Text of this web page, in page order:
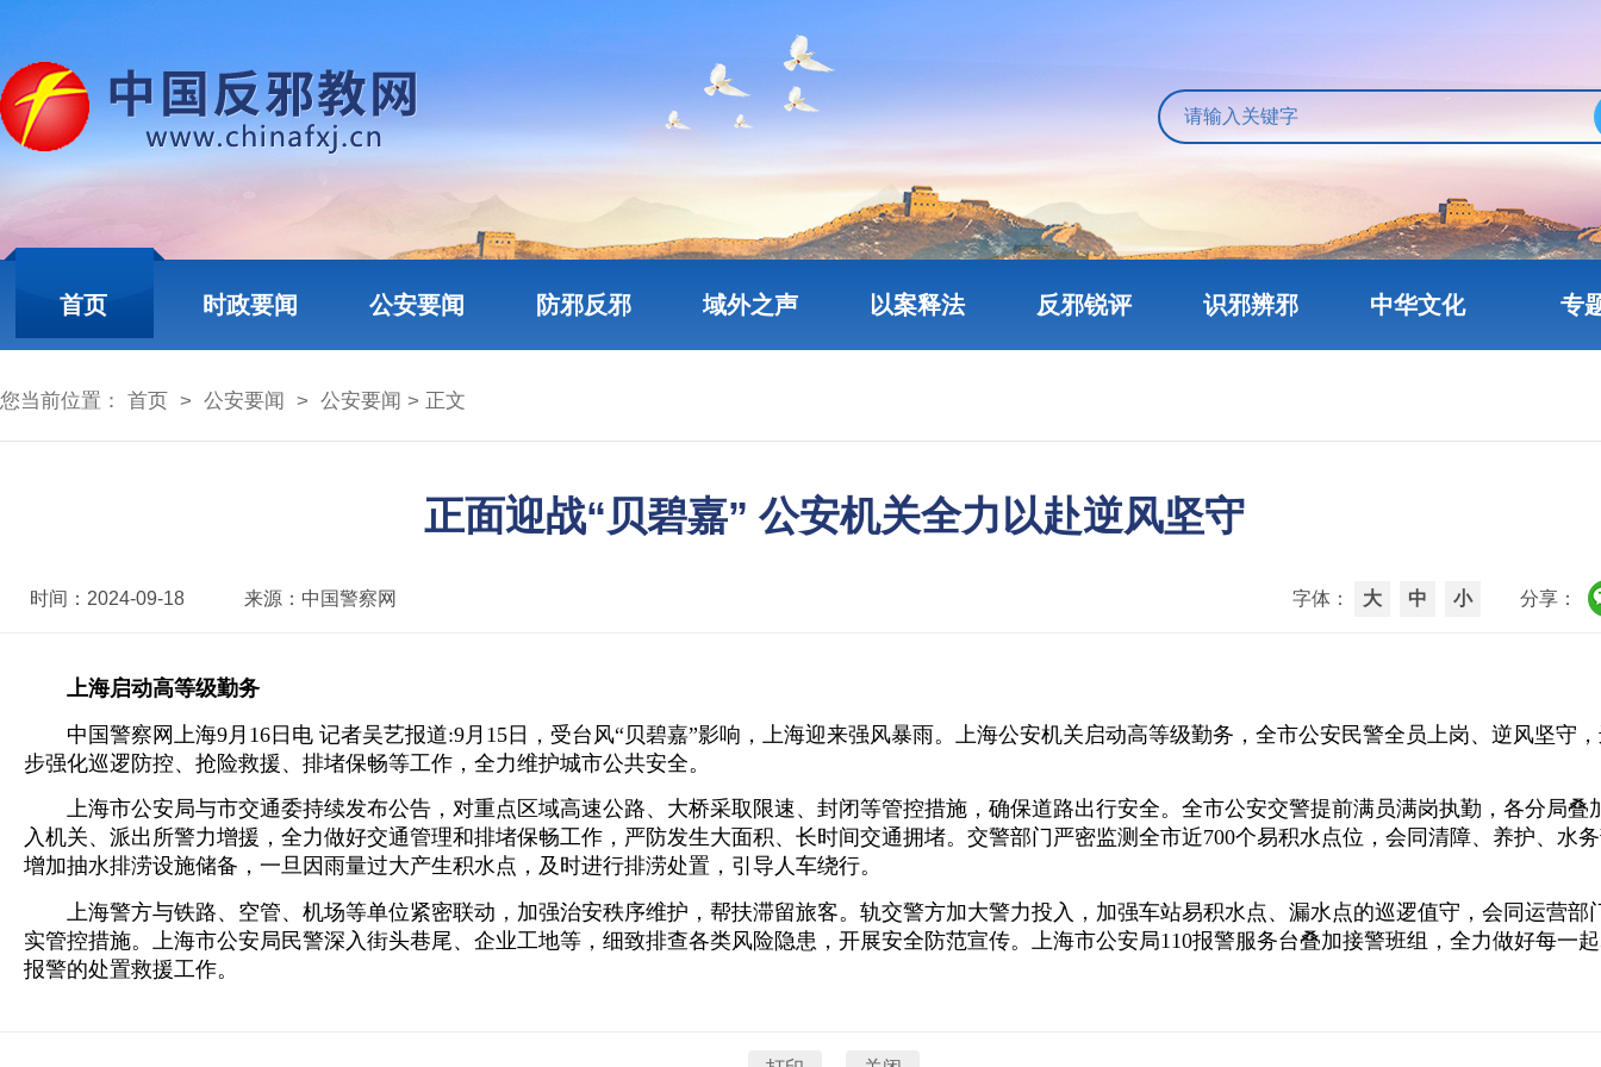
首页 时政要闻 公安要闻 防邪反邪 域外之声 以案释法 反邪锐评 识邪辨邪 中华文化 专
您当前位置： 首页 > 公安要闻 > 公安要闻 > 正文
正面迎战“贝碧嘉” 公安机关全力以赴逆风坚守
时间： 2024-09-18 来源： 中国警察网 字体： 大 中 小 分享：
上海启动高等级勤务
中国警察网上海9月16日电 记者吴艺报道:9月15日，受台风“贝碧嘉”影响，上海迎来强风暴雨。上海公安机关启动高等级勤务，全市公安民警全员上岗、逆风坚守
步强化巡逻防控、抢险救援、排堵保畅等工作，全力维护城市公共安全。
上海市公安局与市交通委持续发布公告，对重点区域高速公路、大桥采取限速、封闭等管控措施，确保道路出行安全。全市公安交警提前满员满岗执勤，各分局叠
入机关、派出所警力增援，全力做好交通管理和排堵保畅工作，严防发生大面积、长时间交通拥堵。交警部门严密监测全市近700个易积水点位，会同清障、养护、水
增加抽水排涝设施储备，一旦因雨量过大产生积水点，及时进行排涝处置，引导人车绕行。
上海警方与铁路、空管、机场等单位紧密联动，加强治安秩序维护，帮扶滞留旅客。轨交警方加大警力投入，加强车站易积水点、漏水点的巡逻值守，会同运营部
实管控措施。上海市公安局民警深入街头巷尾、企业工地等，细致排查各类风险隐患，开展安全防范宣传。上海市公安局110报警服务台叠加接警班组，全力做好每一
报警的处置救援工作。